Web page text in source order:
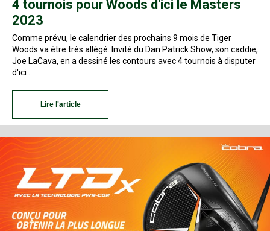
4 tournois pour Woods d'ici le Masters
2023
Comme prévu, le calendrier des prochains 9 mois de Tiger
Woods va être très allégé. Invité du Dan Patrick Show, son caddie,
Joe LaCava, en a dessiné les contours avec 4 tournois à disputer
d'ici …
Lire l'article